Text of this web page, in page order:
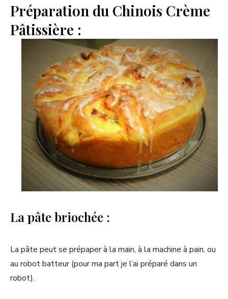
Préparation du Chinois Crème
Pâtissière :
La pâte briochée :
La pâte peut se prépaper à la main, à la machine à pain, ou
au robot batteur (pour ma part je l’ai préparé dans un
robot).